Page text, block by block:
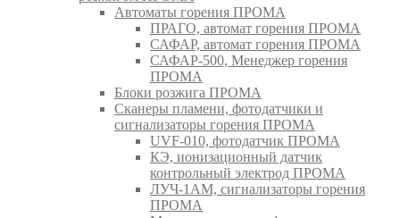
Автоматы горения ПРОМА
ПРАГО, автомат горения ПРОМА
САФАР, автомат горения ПРОМА
САФАР-500, Менеджер горения
ПРОМА
Блоки розжига ПРОМА
Сканеры пламени, фотодатчики и
сигнализаторы горения ПРОМА
UVF-010, фотодатчик ПРОМА
КЭ, ионизационный датчик
контрольный электрод ПРОМА
ЛУЧ-1АМ, сигнализаторы горения
ПРОМА